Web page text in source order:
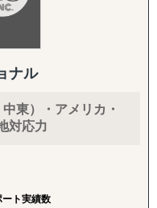
ナル
東）・アメリカ・
対応力
ート実績数